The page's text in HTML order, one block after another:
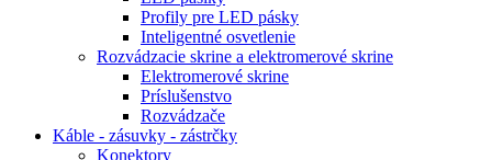
Profily pre LED pásky
Inteligentné osvetlenie
Rozvádzacie skrine a elektromerové skrine
Elektromerové skrine
Príslušenstvo
Rozvádzače
Káble - zásuvky - zástrčky
Konektory